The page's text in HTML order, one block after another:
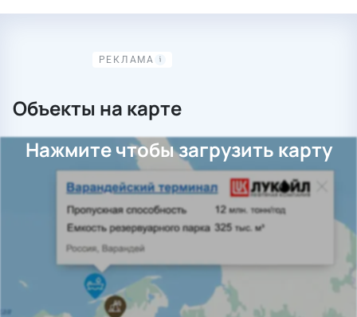
Объекты на карте
Нажмите чтобы загрузить карту